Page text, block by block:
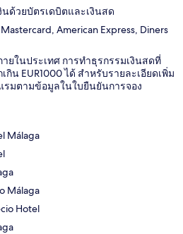
ด้วยบัตรเดบิตและเงินสด
American Express, Diners
ยในประเทศ การทำธุรกรรมเงินสดที่
กิน EUR1000 ได้ สำหรับรายละเอียดเพิ่ม
รมตามข้อมูลในใบยืนยันการจอง
Málaga
Málaga
Hotel